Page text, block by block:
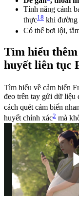
Tính năng cảnh
thực18 khi đường
Có thể bơi lội,
Tìm hiểu
huyết liên tục
Tìm hiểu về cảm biến
đeo trên tay gửi dữ liệu
cách quét cảm biến
huyết chính xác2 mà